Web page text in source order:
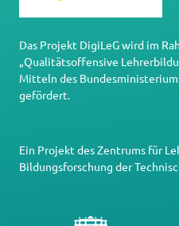
Das Projekt DigiLeG wird im
„Qualitätsoffensive
Mitteln des
gefördert.
Ein Projekt desZentrums für
Bildungsforschung der